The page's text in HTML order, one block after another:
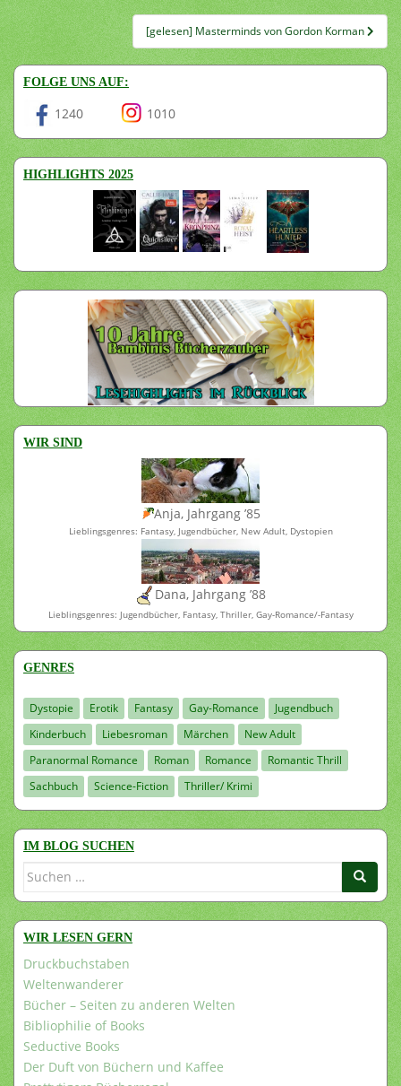
[gelesen] Masterminds von Gordon Korman
FOLGE UNS AUF:
1240 1010
HIGHLIGHTS 2025
WIR SIND
Anja, Jahrgang ’85
Lieblingsgenres: Fantasy, Jugendbücher, New Adult, Dystopien
Dana, Jahrgang ’88
Lieblingsgenres: Jugendbücher, Fantasy, Thriller, Gay-Romance/-Fantasy
GENRES
Dystopie Erotik Fantasy Gay-Romance
Jugendbuch
Kinderbuch
Liebesroman Märchen
New Adult
Paranormal Romance
Roman Romance
Romantic Thrill
Sachbuch
Science-Fiction Thriller/ Krimi
IM BLOG SUCHEN
Suchen
WIR LESEN GERN
Druckbuchstaben
Weltenwanderer
Bücher – Seiten zu anderen Welten
Bibliophilie of Books
Seductive Books
Der Duft von Büchern und Kaffee